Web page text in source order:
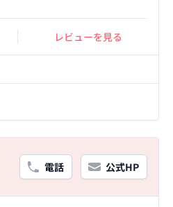
レビューを見る
電話 公式HP